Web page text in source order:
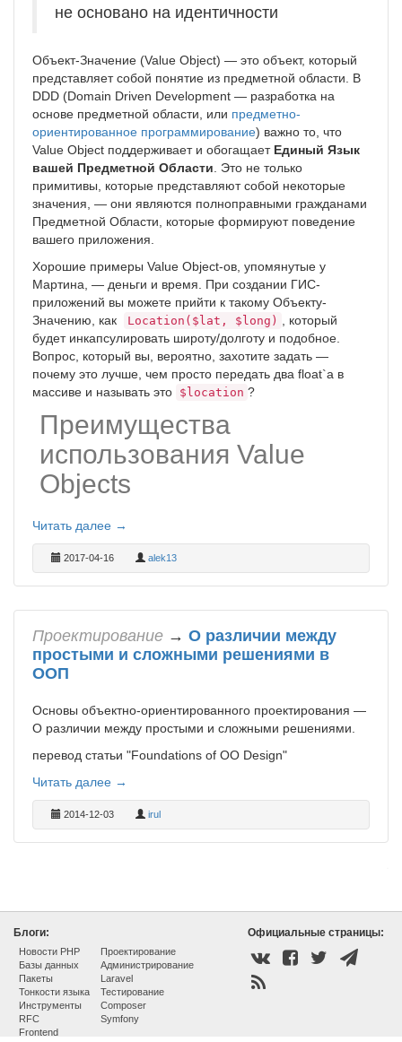
не основано на идентичности
Объект-Значение (Value Object) — это объект, который
представляет собой понятие из предметной области. В
DDD (Domain Driven Development — разработка на
основе предметной области, или предметно-
ориентированное программирование) важно то, что
Value Object поддерживает и обогащает Единый Язык
вашей Предметной Области . Это не только
примитивы, которые представляют собой некоторые
значения, — они являются полноправными гражданами
Предметной Области, которые формируют поведение
вашего приложения.
Хорошие примеры Value Object-ов, упомянутые у
Мартина, — деньги и время. При создании ГИС-
приложений вы можете прийти к такому Объекту-
Значению, как
Location($lat, $long)
, который
будет инкапсулировать широту/долготу и подобное.
Вопрос, который вы, вероятно, захотите задать —
почему это лучше, чем просто передать два float`а в
массиве и называть это $location ?
Преимущества
использования Value
Objects
Читать далее →
2017-04-16 alek13
Проектирование → О различии между
простыми и сложными решениями в
ООП
Основы объектно-ориентированного проектирования —
О различии между простыми и сложными решениями.
перевод статьи "Foundations of OO Design"
Читать далее →
2014-12-03 irul
Блоги:
Новости PHP
Базы данных
Пакеты
Тонкости языка
Инструменты
RFC
Frontend
Проектирование
Администрирование
Laravel
Тестирование
Composer
Symfony
Официальные страницы: